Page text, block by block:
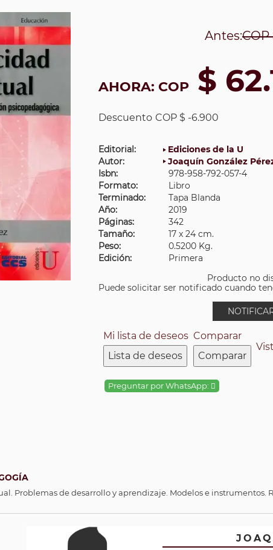
Antes:COP
AHORA: COP $
Descuento COP $ -6.900
Editorial:
Ediciones de la U
Autor:
Joaquín González
Isbn:
978-958-792-057-4
Formato:
Libro
Terminado:
Tapa Blanda
Año:
2019
Páginas:
342
Tamaño:
17 x 24 cm.
Peso:
0.5200 Kg.
Edición:
Primera
Producto no
Puede solicitar ser notificado cuando
Mi lista de deseos
Lista de deseos
Comparar
Comparar
Preguntar por WhatsApp:
Problemas de desarrollo y aprendizaje. Modelos e instrumentos.